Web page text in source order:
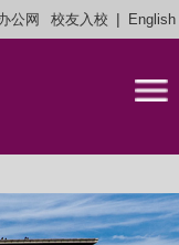
公网 校友入校 | English